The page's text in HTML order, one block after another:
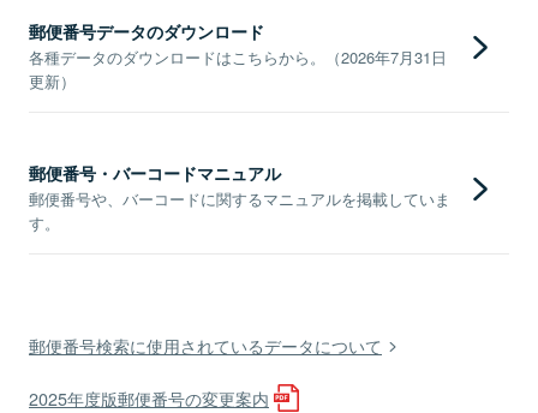
郵便番号データのダウンロード
各種データのダウンロードはこちらから。（2026年7月31日
更新）
郵便番号・バーコードマニュアル
郵便番号や、バーコードに関するマニュアルを掲載していま
す。
郵便番号検索に使用されているデータについて
2025年度版郵便番号の変更案内